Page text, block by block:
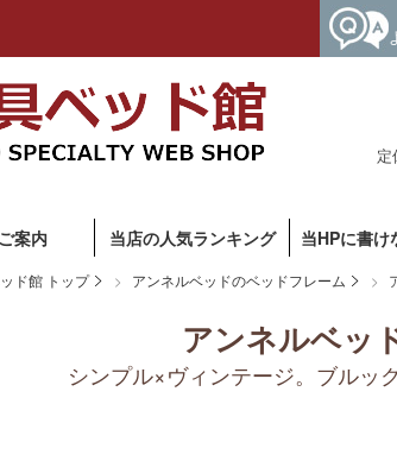
定
案内 当店の人気ランキング 当HPに書
ド館 トップ アンネルベッドのベッドフレーム
アンネルベ
シンプル×ヴィンテージ。ブルッ